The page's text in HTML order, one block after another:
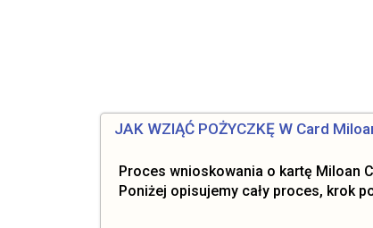
JAK WZIĄĆ POŻYCZKĘ W Card
Proces wnioskowania o kartę Miloan
Poniżej opisujemy cały proces, krok